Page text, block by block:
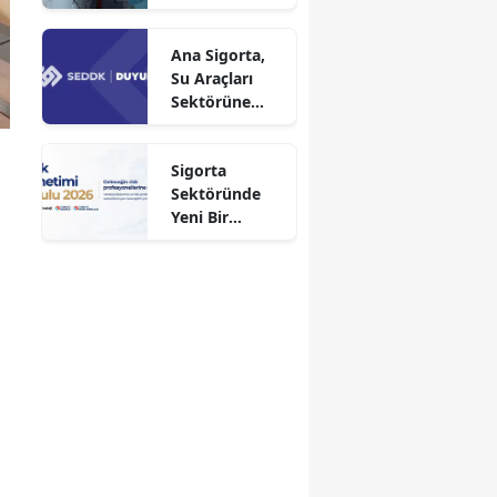
Ana Sigorta,
Su Araçları
Sektörüne
Sigorta
Sektöründe
Yeni Bir